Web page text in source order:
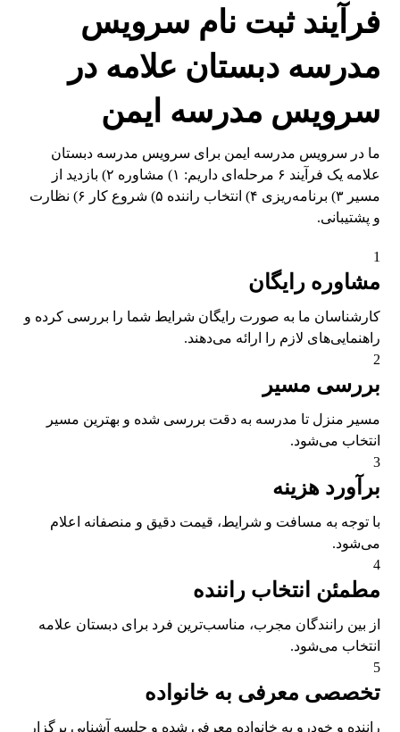
فرآیند ثبت نام سرویس
مدرسه دبستان علامه در
سرویس مدرسه ایمن
ما در سرویس مدرسه ایمن برای سرویس مدرسه دبستان
علامه یک فرآیند ۶ مرحله‌ای داریم: ۱) مشاوره ۲) بازدید از
مسیر ۳) برنامه‌ریزی ۴) انتخاب راننده ۵) شروع کار ۶) نظارت
و پشتیبانی.
1
مشاوره رایگان
کارشناسان ما به صورت رایگان شرایط شما را بررسی کرده و
راهنمایی‌های لازم را ارائه می‌دهند.
2
بررسی مسیر
مسیر منزل تا مدرسه به دقت بررسی شده و بهترین مسیر
انتخاب می‌شود.
3
برآورد هزینه
با توجه به مسافت و شرایط، قیمت دقیق و منصفانه اعلام
می‌شود.
4
مطمئن انتخاب راننده
از بین رانندگان مجرب، مناسب‌ترین فرد برای دبستان علامه
انتخاب می‌شود.
5
تخصصی معرفی به خانواده
راننده و خودرو به خانواده معرفی شده و جلسه آشنایی برگزار